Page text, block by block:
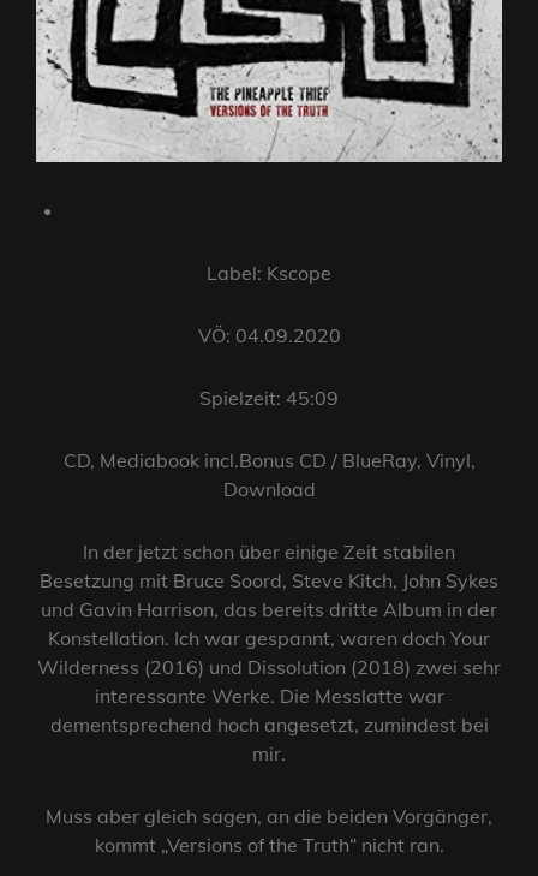
Label: Kscope
VÖ: 04.09.2020
Spielzeit: 45:09
CD, Mediabook incl.Bonus CD / BlueRay, Vinyl,
Download
In der jetzt schon über einige Zeit stabilen
Besetzung mit Bruce Soord, Steve Kitch, John Sykes
und Gavin Harrison, das bereits dritte Album in der
Konstellation. Ich war gespannt, waren doch Your
Wilderness (2016) und Dissolution (2018) zwei sehr
interessante Werke. Die Messlatte war
dementsprechend hoch angesetzt, zumindest bei
mir.
Muss aber gleich sagen, an die beiden Vorgänger,
kommt „Versions of the Truth“ nicht ran.